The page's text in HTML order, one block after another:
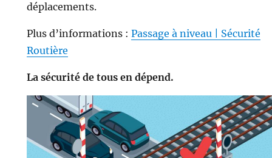
déplacements.
Plus d’informations : Passage à niveau | Sécurité
Routière
La sécurité de tous en dépend.